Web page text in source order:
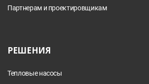
Партнерам и проектировщикам
РЕШЕНИЯ
Тепловые насосы